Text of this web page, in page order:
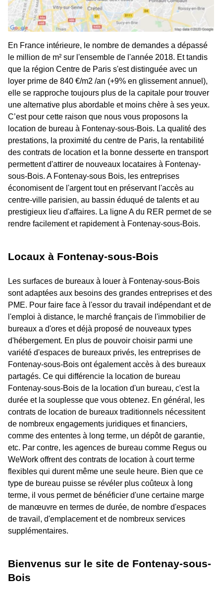
En France intérieure, le nombre de demandes a dépassé
le million de m² sur l'ensemble de l'année 2018. Et tandis
que la région Centre de Paris s'est distinguée avec un
loyer prime de 840 €/m2 /an (+9% en glissement annuel),
elle se rapproche toujours plus de la capitale pour trouver
une alternative plus abordable et moins chère à ses yeux.
C’est pour cette raison que nous vous proposons la
location de bureau à Fontenay-sous-Bois. La qualité des
prestations, la proximité du centre de Paris, la rentabilité
des contrats de location et la bonne desserte en transport
permettent d'attirer de nouveaux locataires à Fontenay-
sous-Bois. A Fontenay-sous Bois, les entreprises
économisent de l'argent tout en préservant l'accès au
centre-ville parisien, au bassin éduqué de talents et au
prestigieux lieu d'affaires. La ligne A du RER permet de se
rendre facilement et rapidement à Fontenay-sous-Bois.
Locaux à Fontenay-sous-Bois
Les surfaces de bureaux à louer à Fontenay-sous-Bois
sont adaptées aux besoins des grandes entreprises et des
PME. Pour faire face à l'essor du travail indépendant et de
l'emploi à distance, le marché français de l'immobilier de
bureaux a d'ores et déjà proposé de nouveaux types
d'hébergement. En plus de pouvoir choisir parmi une
variété d'espaces de bureaux privés, les entreprises de
Fontenay-sous-Bois ont également accès à des bureaux
partagés. Ce qui différencie la location de bureau
Fontenay-sous-Bois de la location d'un bureau, c'est la
durée et la souplesse que vous obtenez. En général, les
contrats de location de bureaux traditionnels nécessitent
de nombreux engagements juridiques et financiers,
comme des ententes à long terme, un dépôt de garantie,
etc. Par contre, les agences de bureau comme Regus ou
WeWork offrent des contrats de location à court terme
flexibles qui durent même une seule heure. Bien que ce
type de bureau puisse se révéler plus coûteux à long
terme, il vous permet de bénéficier d'une certaine marge
de manœuvre en termes de durée, de nombre d'espaces
de travail, d'emplacement et de nombreux services
supplémentaires.
Bienvenus sur le site de Fontenay-sous-
Bois